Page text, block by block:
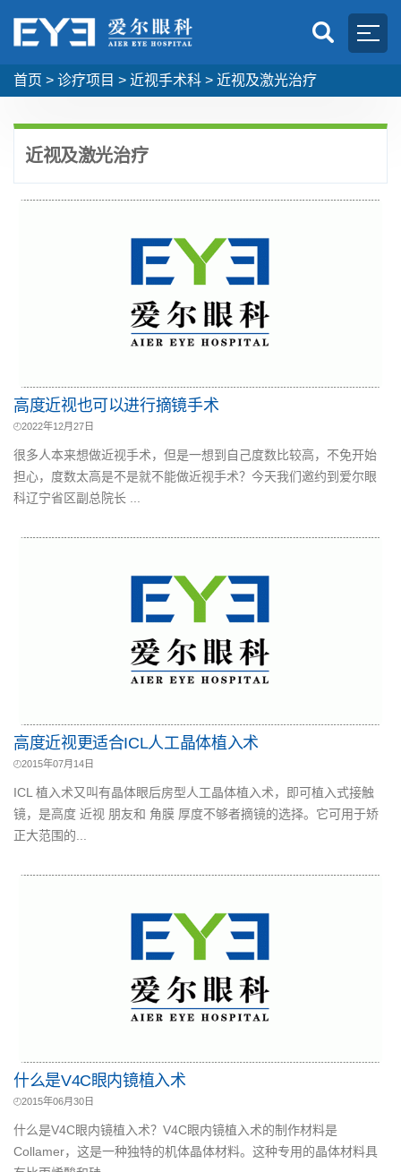
首页 > 诊疗项目 > 近视手术科 > 近视及激光治疗
近视及激光治疗
高度近视也可以进行摘镜手术
2022年12月27日
很多人本来想做近视手术，但是一想到自己度数比较高，不免开始
担心，度数太高是不是就不能做近视手术？今天我们邀约到爱尔眼
科辽宁省区副总院长 ...
高度近视更适合ICL人工晶体植入术
2015年07月14日
ICL 植入术又叫有晶体眼后房型人工晶体植入术，即可植入式接触
镜，是高度 近视 朋友和 角膜 厚度不够者摘镜的选择。它可用于矫
正大范围的...
什么是V4C眼内镜植入术
2015年06月30日
什么是V4C眼内镜植入术？V4C眼内镜植入术的制作材料是
Collamer，这是一种独特的机体晶体材料。这种专用的晶体材料具